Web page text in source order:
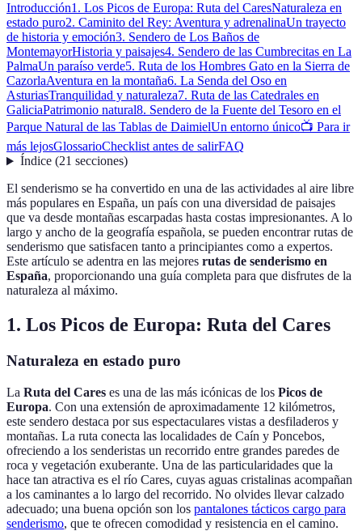
Introducción1. Los Picos de Europa: Ruta del CaresNaturaleza en
estado puro2. Caminito del Rey: Aventura y adrenalinaUn trayecto
de historia y emoción3. Sendero de Los Baños de
MontemayorHistoria y paisajes4. Sendero de las Cumbrecitas en La
PalmaUn paraíso verde5. Ruta de los Hombres Gato en la Sierra de
CazorlaAventura en la montaña6. La Senda del Oso en
AsturiasTranquilidad y naturaleza7. Ruta de las Catedrales en
GaliciaPatrimonio natural8. Sendero de la Fuente del Tesoro en el
Parque Natural de las Tablas de DaimielUn entorno único📺 Para ir
más lejosGlossarioChecklist antes de salirFAQ
Índice(21 secciones)
El senderismo se ha convertido en una de las actividades al aire libre
más populares en España, un país con una diversidad de paisajes
que va desde montañas escarpadas hasta costas impresionantes. A lo
largo y ancho de la geografía española, se pueden encontrar rutas de
senderismo que satisfacen tanto a principiantes como a expertos.
Este artículo se adentra en las mejores rutas de senderismo en
España, proporcionando una guía completa para que disfrutes de la
naturaleza al máximo.
1. Los Picos de Europa: Ruta del Cares
Naturaleza en estado puro
La Ruta del Cares es una de las más icónicas de los Picos de
Europa. Con una extensión de aproximadamente 12 kilómetros,
este sendero destaca por sus espectaculares vistas a desfiladeros y
montañas. La ruta conecta las localidades de Caín y Poncebos,
ofreciendo a los senderistas un recorrido entre grandes paredes de
roca y vegetación exuberante. Una de las particularidades que la
hace tan atractiva es el río Cares, cuyas aguas cristalinas acompañan
a los caminantes a lo largo del recorrido. No olvides llevar calzado
adecuado; una buena opción son los pantalones tácticos cargo para
senderismo, que te ofrecen comodidad y resistencia en el camino.